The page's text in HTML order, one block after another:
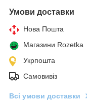
Умови доставки
Нова Пошта
Магазини Rozetka
Укрпошта
Самовивіз
Всі умови доставки